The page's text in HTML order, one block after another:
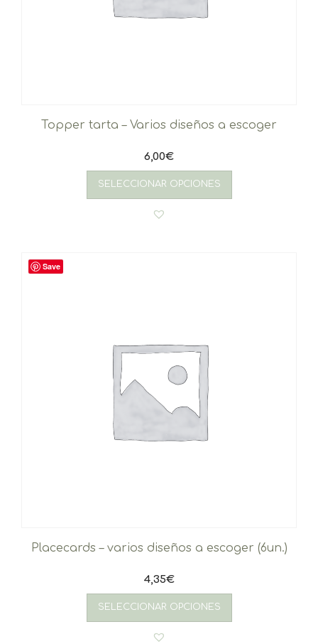
Topper tarta – Varios diseños a escoger
6,00€
SELECCIONAR OPCIONES
Save
Placecards – varios diseños a escoger (6un.)
4,35€
SELECCIONAR OPCIONES